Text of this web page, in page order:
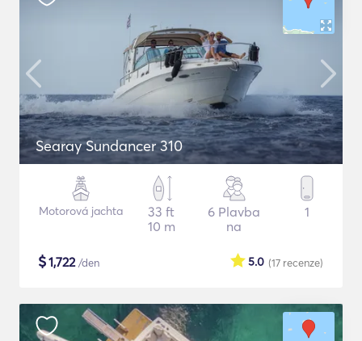
Searay Sundancer 310
Motorová jachta
33 ft
10 m
6 Plavba
na
1
$1,722/den (17 recenze)
5.0